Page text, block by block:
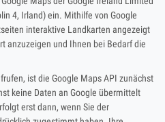
4, Irland) ein. Mithilfe von Google
interaktive Landkarten angezeigt
anzuzeigen und Ihnen bei Bedarf die
ist die Google Maps API zunächst
keine Daten an Google übermittelt
erst dann, wenn Sie der